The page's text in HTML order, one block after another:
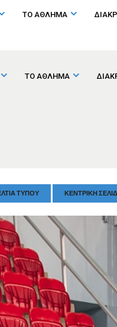
ΤΟ ΑΘΛΗΜΑ
ΤΟ ΑΘΛΗΜΑ
ΤΎΠΟΥ ΚΕΝΤΡΙΚΉ